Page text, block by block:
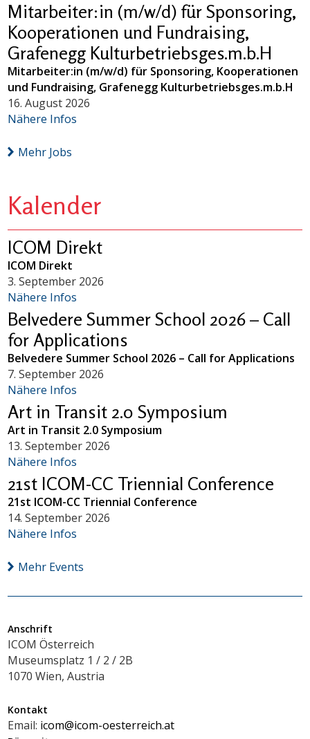
Mitarbeiter:in (m/w/d) für Sponsoring,
Kooperationen und Fundraising,
Grafenegg Kulturbetriebsges.m.b.H
Mitarbeiter:in (m/w/d) für Sponsoring, Kooperationen
und Fundraising, Grafenegg Kulturbetriebsges.m.b.H
16. August 2026
Nähere Infos
Mehr Jobs
Kalender
ICOM Direkt
ICOM Direkt
3. September 2026
Nähere Infos
Belvedere Summer School 2026 – Call
for Applications
Belvedere Summer School 2026 – Call for Applications
7. September 2026
Nähere Infos
Art in Transit 2.0 Symposium
Art in Transit 2.0 Symposium
13. September 2026
Nähere Infos
21st ICOM-CC Triennial Conference
21st ICOM-CC Triennial Conference
14. September 2026
Nähere Infos
Mehr Events
Anschrift
ICOM Österreich
Museumsplatz 1 / 2 / 2B
1070 Wien, Austria
Kontakt
Email: icom@icom-oesterreich.at